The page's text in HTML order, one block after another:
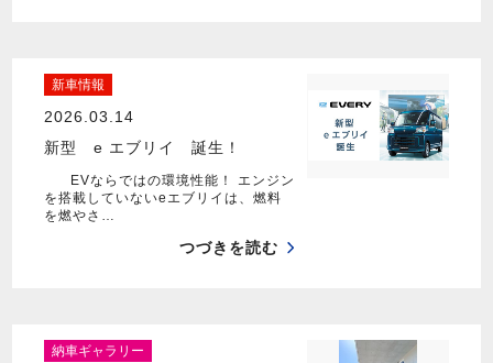
新車情報
2026.03.14
新型 e エブリイ 誕生！
EVならではの環境性能！ エンジン
を搭載していないeエブリイは、燃料
を燃やさ…
つづきを読む
納車ギャラリー